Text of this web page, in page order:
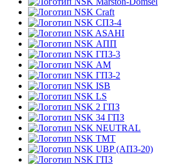
Craft
СПЗ-4
ASAHI
АПП
ГПЗ-3
АМ
ГПЗ-2
ISB
LS
2 ГПЗ
34 ГПЗ
NEUTRAL
TMT
UBP (АПЗ-20)
ГПЗ